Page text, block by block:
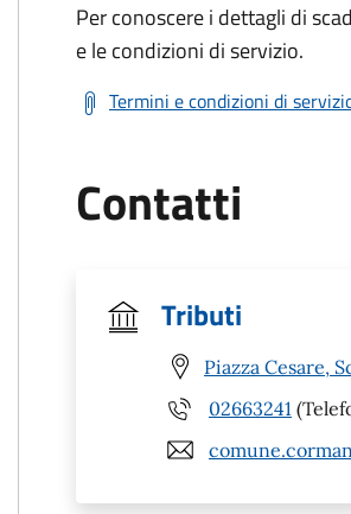
Per conoscere i dettagli di
e le condizioni di servizio.
Termini e condizioni di
Contatti
Tributi
Piazza Cesare,
02663241